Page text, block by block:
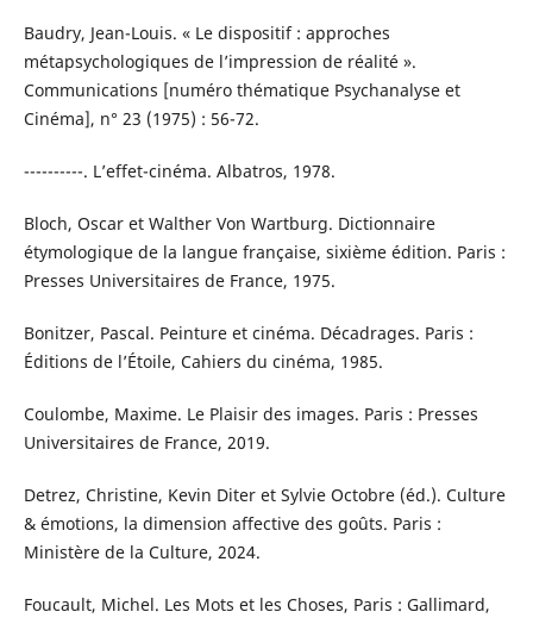
Baudry, Jean-Louis. « Le dispositif : approches
métapsychologiques de l’impression de réalité ».
Communications [numéro thématique Psychanalyse et
Cinéma], n° 23 (1975) : 56-72.
----------. L’effet-cinéma. Albatros, 1978.
Bloch, Oscar et Walther Von Wartburg. Dictionnaire
étymologique de la langue française, sixième édition. Paris :
Presses Universitaires de France, 1975.
Bonitzer, Pascal. Peinture et cinéma. Décadrages. Paris :
Éditions de l’Étoile, Cahiers du cinéma, 1985.
Coulombe, Maxime. Le Plaisir des images. Paris : Presses
Universitaires de France, 2019.
Detrez, Christine, Kevin Diter et Sylvie Octobre (éd.). Culture
& émotions, la dimension affective des goûts. Paris :
Ministère de la Culture, 2024.
Foucault, Michel. Les Mots et les Choses, Paris : Gallimard,